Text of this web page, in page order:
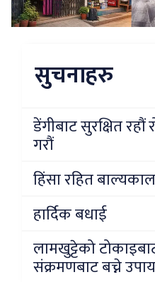
सुचनाहरु
डेंगीबाट सुरक्षित रहौं
गरौं
हिंसा रहित
हार्दिक बधाई
लामखुट्टेको
संक्रमणबाट बच्ने उपाय